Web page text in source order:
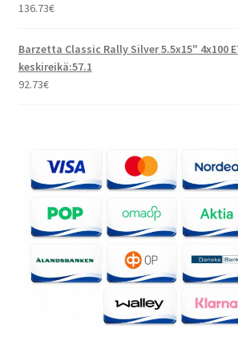
136.73€
Barzetta Classic Rally Silver 5.5x15" 4x100
keskireikä:57.1
92.73€